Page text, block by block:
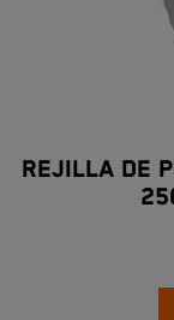
REJILLA DE